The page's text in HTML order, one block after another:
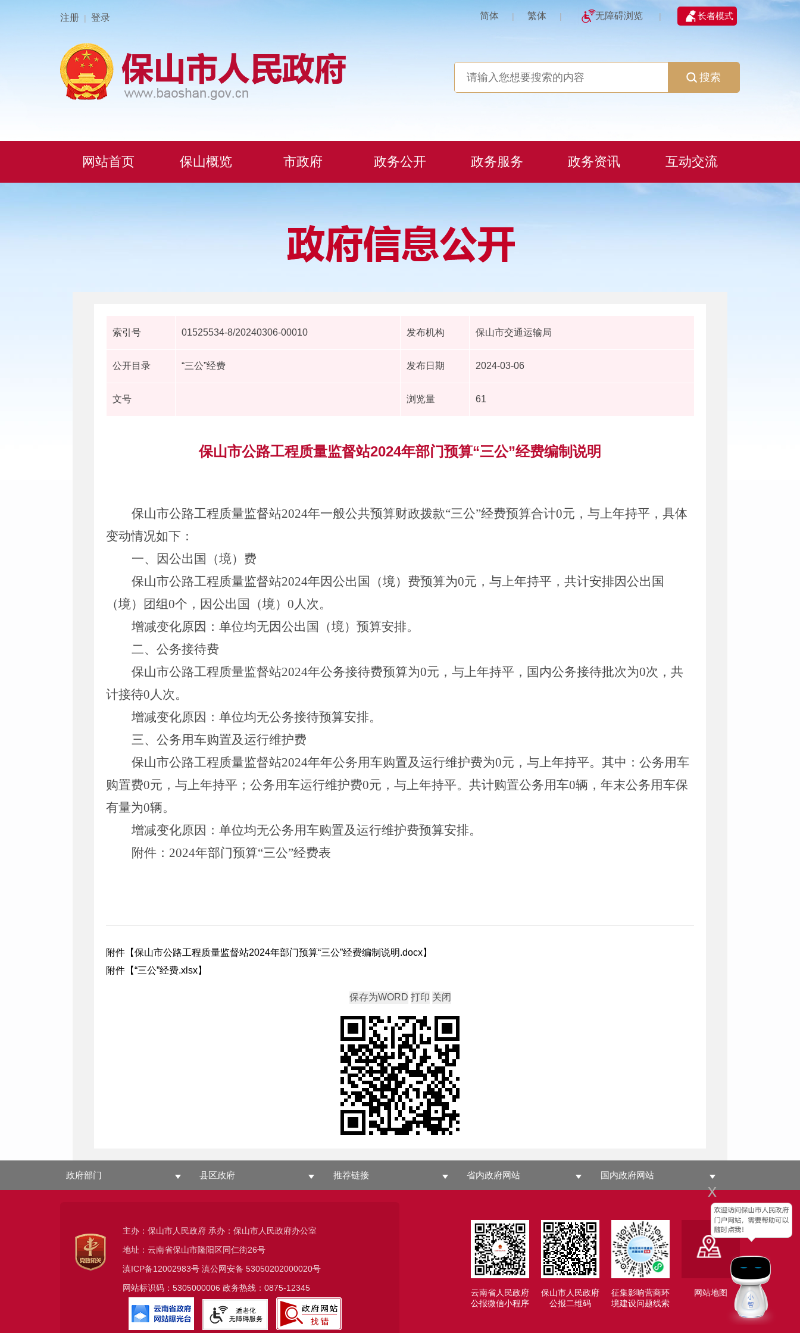
注册 | 登录 简体 | 繁体 | 无障碍浏览 | 长者模式
x
搜索
网站首页 保山概览 市政府 政务公开 政务服务 政务资讯 互动交流
索引号 01525534-8/20240306-00010 发布机构 保山市交通运输局
公开目录 “三公”经费 发布日期 2024-03-06
文号 浏览量 61
保山市公路工程质量监督站2024年部门预算“三公”经费编制说明
保山市公路工程质量监督站2024年一般公共预算财政拨款“三公”经费预算合计0元 ， 与上年持平， 具体
变动情况如下：
一、因公出国（境）费
保山市公路工程质量监督站2024年因公出国（境）费预算为0元 ， 与上年持平， 共计安排因公出国
（境）团组0个，因公出国（境） 0人次。
增减变化原因 ： 单位均无因公出国（境）预算安排。
二、公务接待费
保山市公路工程质量监督站2024年公务接待费预算为0元 ， 与上年持平， 国内公务接待批次为0次，共
计接待0人次。
增减变化原因 ： 单位均无公务接待预算安排。
三、公务用车购置及运行维护费
保山市公路工程质量监督站2024年年公务用车购置及运行维护费为0元 ， 与上年持平。 其中：公务用车
购置费0元 ， 与上年持平 ；公务用车运行维护费0元 ， 与上年持平。共计购置公务用车0辆，年末公务用车保
有量为0辆。
增减变化原因 ： 单位均无公务用车购置及运行维护费预算安排。
附件 ： 2024年部门预算“三公”经费表
附件【保山市公路工程质量监督站2024年部门预算“三公”经费编制说明.docx】
附件【“三公”经费.xlsx】
政府部门 县区政府 推荐链接 省内政府网站 国内政府网站
云南省人民政府
公报微信小程序
保山市人民政府
公报二维码
征集影响营商环
境建设问题线索
网站地图
主办：保山市人民政府 承办：保山市人民政府办公室
地址：云南省保山市隆阳区同仁街26号
滇ICP备12002983号滇公网安备 53050202000020号
网站标识码：5305000006 政务热线：0875-12345